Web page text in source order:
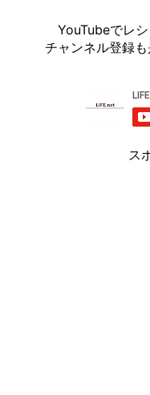
YouTubeでレシ
チャンネル登録も
ス